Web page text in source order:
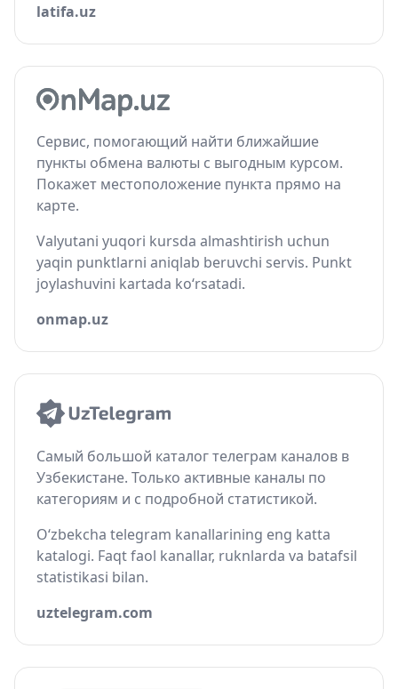
latifa.uz
Сервис, помогающий найти ближайшие
пункты обмена валюты с выгодным курсом.
Покажет местоположение пункта прямо на
карте.
Valyutani yuqori kursda almashtirish uchun
yaqin punktlarni aniqlab beruvchi servis. Punkt
joylashuvini kartada ko‘rsatadi.
onmap.uz
Самый большой каталог телеграм каналов в
Узбекистане. Только активные каналы по
категориям и с подробной статистикой.
O‘zbekcha telegram kanallarining eng katta
katalogi. Faqt faol kanallar, ruknlarda va batafsil
statistikasi bilan.
uztelegram.com